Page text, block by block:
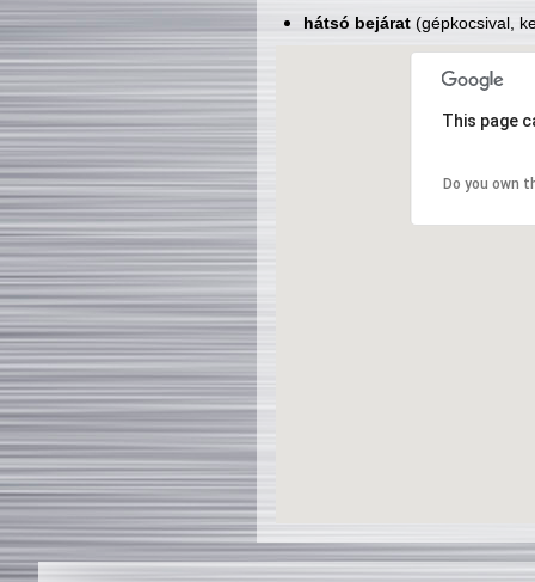
hátsó bejárat(gépkocsival,
This page
Do you own